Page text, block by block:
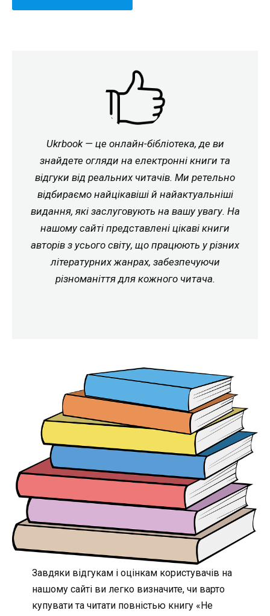
Ukrbook — це онлайн-бібліотека, де ви
знайдете огляди на електронні книги та
відгуки від реальних читачів. Ми ретельно
відбираємо найцікавіші й найактуальніші
видання, які заслуговують на вашу увагу. На
нашому сайті представлені цікаві книги
авторів з усього світу, що працюють у різних
літературних жанрах, забезпечуючи
різноманіття для кожного читача.
Завдяки відгукам і оцінкам користувачів на
нашому сайті ви легко визначите, чи варто
купувати та читати повністью книгу «Не